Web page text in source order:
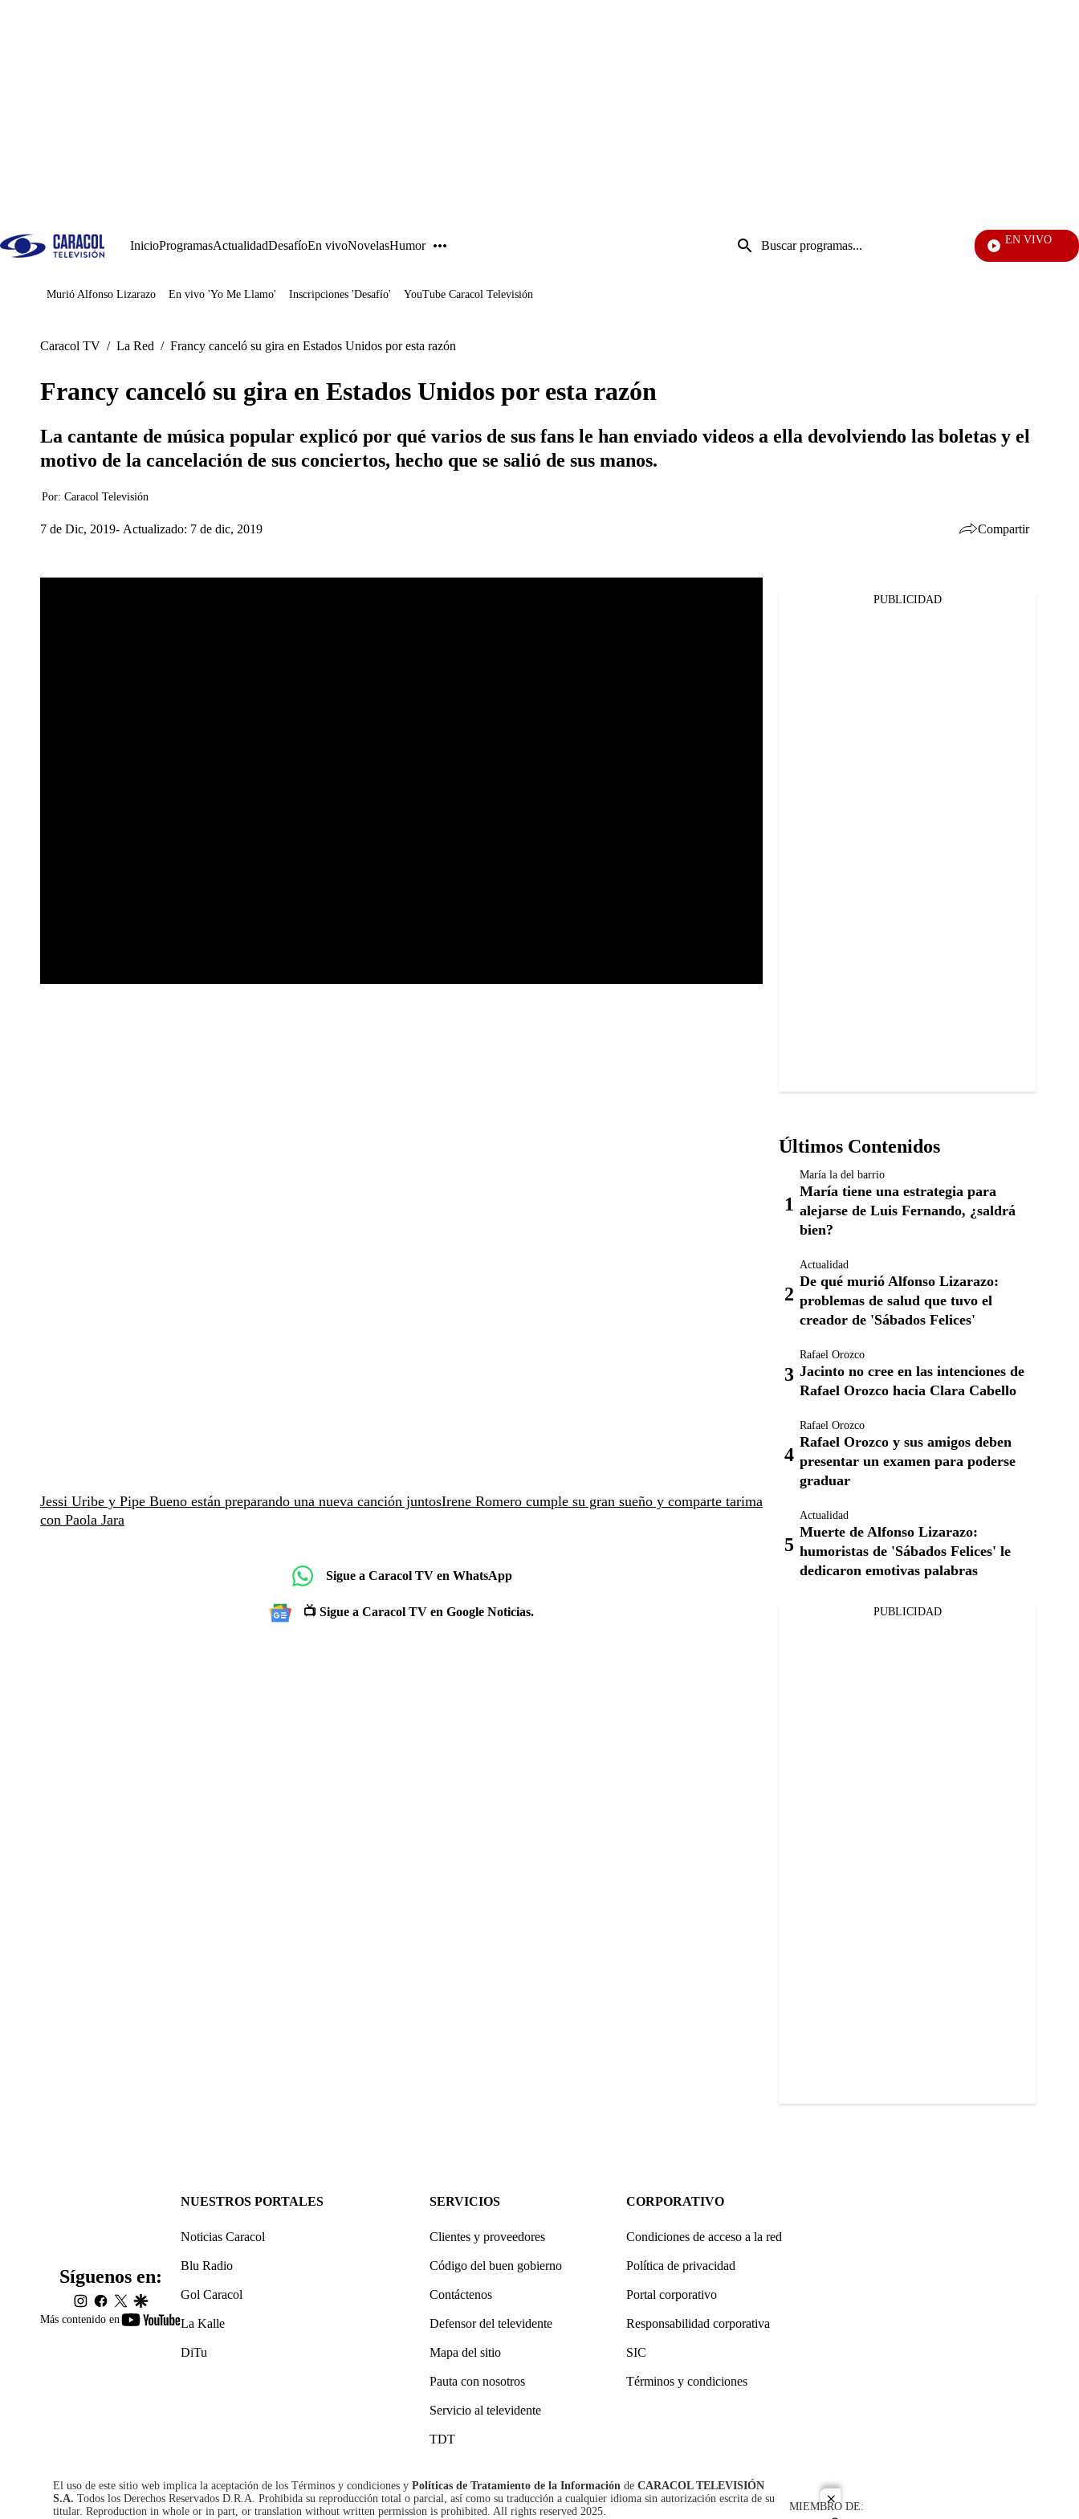
InicioProgramasActualidadDesafíoEn vivoNovelasHumor
Entrada
de
EN VIVO
Juegos
Murió Alfonso Lizarazo En vivo 'Yo Me Llamo' Inscripciones 'Desafío' YouTube Caracol Televisión
close
Caracol TV / La Red / Francy canceló su gira en Estados Unidos por esta razón
Francy canceló su gira en Estados Unidos por esta razón
La cantante de música popular explicó por qué varios de sus fans le han enviado videos a ella devolviendo las boletas y el
motivo de la cancelación de sus conciertos, hecho que se salió de sus manos.
Por: Caracol Televisión
7 de Dic, 2019 Actualizado: 7 de dic, 2019 Compartir
Jessi Uribe y Pipe Bueno están preparando una nueva canción juntosIrene Romero cumple su gran sueño y comparte tarima
con Paola Jara
Sigue a Caracol TV en WhatsApp
📺 Sigue a Caracol TV en Google Noticias.
PUBLICIDAD
Últimos Contenidos
María la del barrio
María tiene una estrategia para
alejarse de Luis Fernando, ¿saldrá
bien?
Actualidad
De qué murió Alfonso Lizarazo:
problemas de salud que tuvo el
creador de 'Sábados Felices'
Rafael Orozco
Jacinto no cree en las intenciones de
Rafael Orozco hacia Clara Cabello
Rafael Orozco
Rafael Orozco y sus amigos deben
presentar un examen para poderse
graduar
Actualidad
Muerte de Alfonso Lizarazo:
humoristas de 'Sábados Felices' le
dedicaron emotivas palabras
PUBLICIDAD
Más contenido en
youtube-
Síguenos en:
instagram
facebook
twittergoogle
NUESTROS PORTALES
Noticias Caracol
Blu Radio
Gol Caracol
La Kalle
DiTu
SERVICIOS
Clientes y proveedores
Código del buen gobierno
Contáctenos
Defensor del televidente
Mapa del sitio
Pauta con nosotros
Servicio al televidente
TDT
CORPORATIVO
Condiciones de acceso a la red
Política de privacidad
Portal corporativo
Responsabilidad corporativa
SIC
Términos y condiciones
El uso de este sitio web implica la aceptación de los Términos y condiciones y Políticas de Tratamiento de la Información de CARACOL TELEVISIÓN
S.A. Todos los Derechos Reservados D.R.A. Prohibida su reproducción total o parcial, así como su traducción a cualquier idioma sin autorización escrita de su
titular. Reproduction in whole or in part, or translation without written permission is prohibited. All rights reserved 2025.
MIEMBRO DE: